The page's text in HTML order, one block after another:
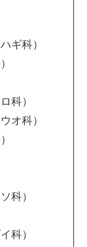
ギ科）
科）
オ科）
科）
科）